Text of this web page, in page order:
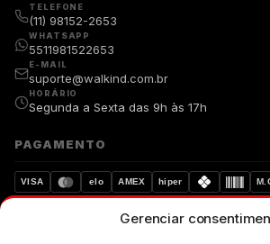
Gerenciar
TELEFONE
(11) 98152-2653
WHATSAPP
5511981522653
E-MAIL
suporte@walkind.com.br
HORÁRIO
Segunda a Sexta das 9h às 17h
PAGAMENTO
VISA elo AMEX hiper
Dados protegidos